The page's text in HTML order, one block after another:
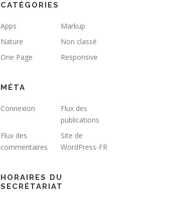
CATÉGORIES
Apps
Markup
Nature
Non classé
One Page
Responsive
MÉTA
Connexion
Flux des
publications
Flux des
commentaires
Site de
WordPress-FR
HORAIRES DU
SECRÉTARIAT